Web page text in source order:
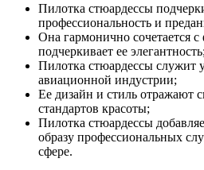
Пилотка стюардессы
профессиональность и
Она гармонично сочетается
подчеркивает ее элегантность;
Пилотка стюардессы служит
авиационной индустрии;
Ее дизайн и стиль отражают
стандартов красоты;
Пилотка стюардессы
образу профессиональных
сфере.